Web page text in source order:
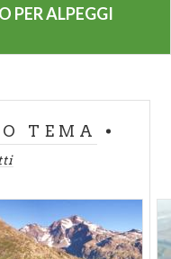
PER ALPEGGI
TEMA